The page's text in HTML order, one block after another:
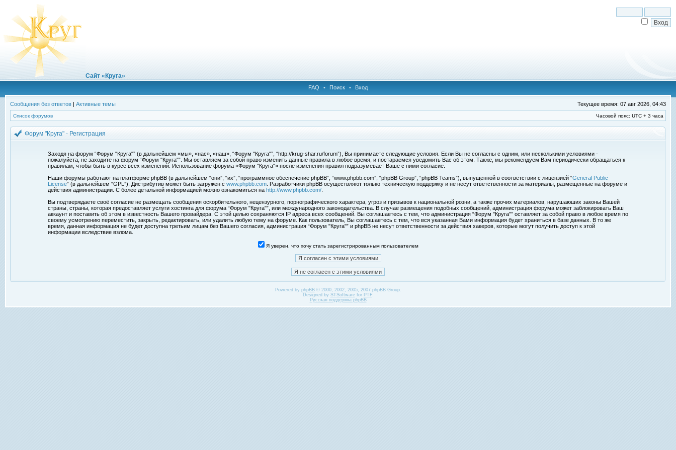
Сайт «Круга»
FAQ • Поиск • Вход
Сообщения без ответов | Активные темы Текущее время: 07 авг 2026, 04:43
Список форумов Часовой пояс: UTC + 3 часа
Форум "Круга" - Регистрация
Заходя на форум “Форум "Круга"” (в дальнейшем «мы», «нас», «наш», “Форум "Круга"”, “http://krug-shar.ru/forum”), Вы принимаете следующие условия. Если Вы не согласны с одним, или несколькими условиями -
пожалуйста, не заходите на форум “Форум "Круга"”. Мы оставляем за собой право изменить данные правила в любое время, и постараемся уведомить Вас об этом. Также, мы рекомендуем Вам периодически обращаться к
правилам, чтобы быть в курсе всех изменений. Использование форума «Форум "Круга"» после изменения правил подразумевает Ваше с ними согласие.
Наши форумы работают на платформе phpBB (в дальнейшем “они”, “их”, “программное обеспечение phpBB”, “www.phpbb.com”, “phpBB Group”, “phpBB Teams”), выпущенной в соответствии с лицензией “General Public
License” (в дальнейшем “GPL”). Дистрибутив может быть загружен с www.phpbb.com . Разработчики phpBB осуществляют только техническую поддержку и не несут ответственности за материалы, размещенные на форуме и
действия администрации. С более детальной информацией можно ознакомиться на http://www.phpbb.com/
Вы подтверждаете своё согласие не размещать сообщения оскорбительного, нецензурного, порнографического характера, угроз и призывов к национальной розни, а также прочих материалов, нарушаюших законы Вашей
страны, страны, которая предоставляет услуги хостинга для форума “Форум "Круга"”, или международного законодательства. В случае размещения подобных сообщений, администрация форума может заблокировать Ваш
аккаунт и поставить об этом в известность Вашего провайдера. С этой целью сохраняются IP адреса всех сообщений. Вы соглашаетесь с тем, что администрация “Форум "Круга"” оставляет за собой право в любое время по
своему усмотрению переместить, закрыть, редактировать, или удалить любую тему на форуме. Как пользователь, Вы соглашаетесь с тем, что вся указанная Вами информация будет храниться в базе данных. В то же
время, данная информация не будет доступна третьим лицам без Вашего согласия, администрация “Форум "Круга"” и phpBB не несут ответственности за действия хакеров, которые могут получить доступ к этой
информации вследствие взлома.
Я уверен, что хочу стать зарегистрированным пользователем
Powered by phpBB© 2000, 2002, 2005, 2007 phpBB Group.
Designed by STSoftwarefor PTF.
Русская поддержка phpBB